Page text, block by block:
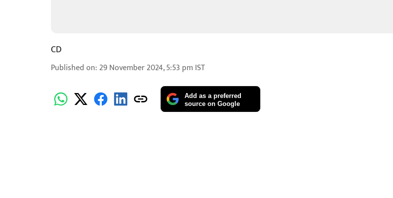
CD
Published on: 29 November 2024, 5:53 pm IST
Add as a preferred
source on Google